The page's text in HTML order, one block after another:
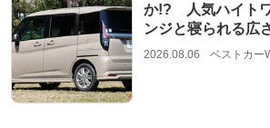
か!? 人気ハイト
ンジと寝られる広
2026.08.06 ベストカー